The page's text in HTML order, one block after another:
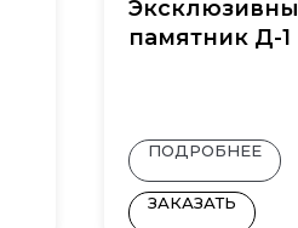
памятник Д-1
ПОДРОБНЕЕ
ЗАКАЗАТЬ